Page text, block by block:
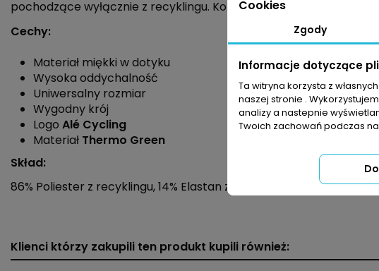
pochodzące wyłącznie z recyklingu. Komin gwarantuje
Cechy:
Materiał miękki w dotyku
Wysoka oddychalność
Uniwersalny rozmiar
Wygodny krój
Logo Alé Cycling
Materiał Thermo Green
Skład:
86% Poliester z recyklingu, 14% Elastan z recyklingu
Kolekcja
Klienci którzy zakupili ten produkt kupili również:
Cookies
Zgody
Informacje dotyczące
Ta witryna korzysta z
naszej stronie .
analizy a nastepnie
Twoich zachowań podczas